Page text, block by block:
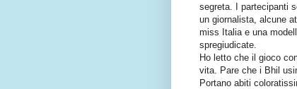
segreta. I partecipanti
un giornalista, alcune
miss Italia e una
spregiudicate.
Ho letto che il gioco
vita. Pare che i Bhil
Portano abiti